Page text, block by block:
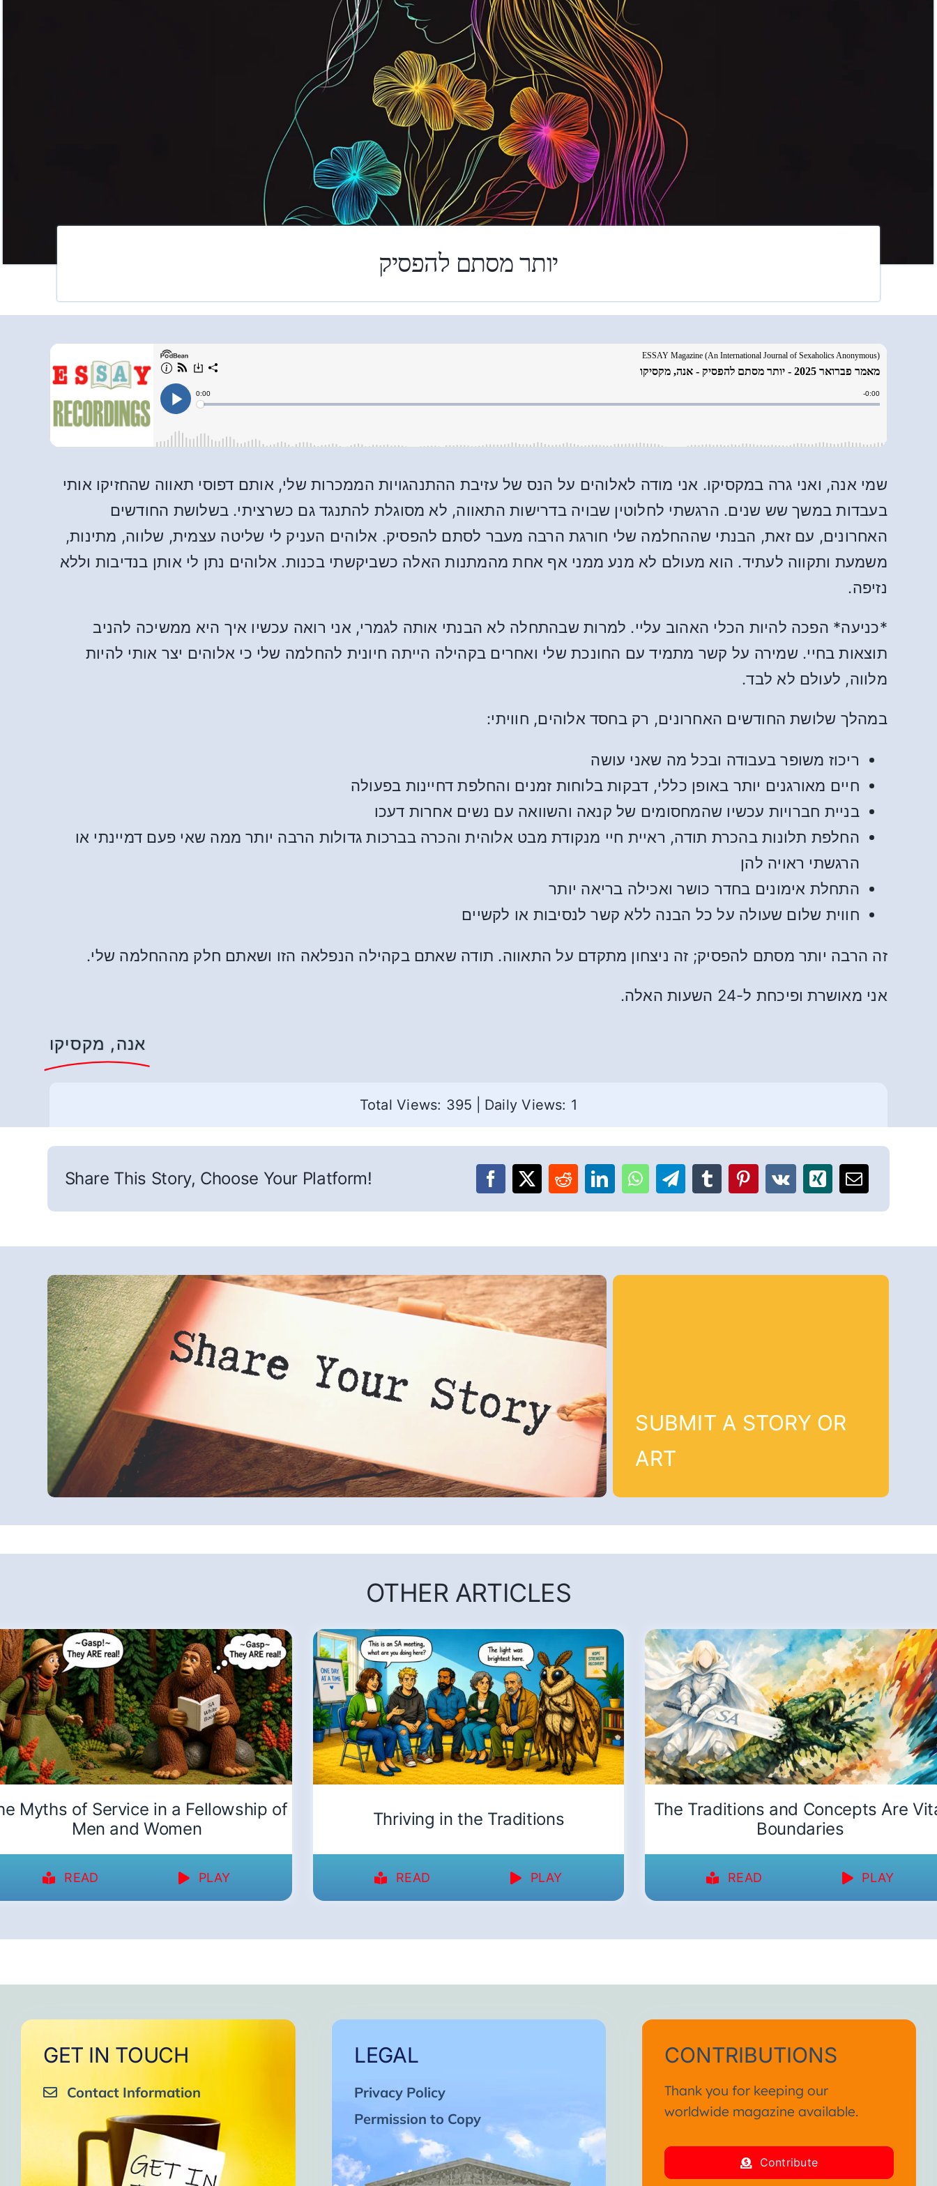
יותר מסתם להפסיק
שמי אנה, ואני גרה במקסיקו. אני מודה לאלוהים על הנס של עזיבת ההתנהגויות הממכרות שלי, אותם דפוסי תאווה שהחזיקו אותי
בעבדות במשך שש שנים. הרגשתי לחלוטין שבויה בדרישות התאווה, לא מסוגלת להתנגד גם כשרציתי. בשלושת החודשים
האחרונים, עם זאת, הבנתי שההחלמה שלי חורגת הרבה מעבר לסתם להפסיק. אלוהים העניק לי שליטה עצמית, שלווה, מתינות,
משמעת ותקווה לעתיד. הוא מעולם לא מנע ממני אף אחת מהמתנות האלה כשביקשתי בכנות. אלוהים נתן לי אותן בנדיבות וללא
נזיפה.
*כניעה* הפכה להיות הכלי האהוב עליי. למרות שבהתחלה לא הבנתי אותה לגמרי, אני רואה עכשיו איך היא ממשיכה להניב
תוצאות בחיי. שמירה על קשר מתמיד עם החונכת שלי ואחרים בקהילה הייתה חיונית להחלמה שלי כי אלוהים יצר אותי להיות
מלווה, לעולם לא לבד.
במהלך שלושת החודשים האחרונים, רק בחסד אלוהים, חוויתי:
ריכוז משופר בעבודה ובכל מה שאני עושה
חיים מאורגנים יותר באופן כללי, דבקות בלוחות זמנים והחלפת דחיינות בפעולה
בניית חברויות עכשיו שהמחסומים של קנאה והשוואה עם נשים אחרות דעכו
החלפת תלונות בהכרת תודה, ראיית חיי מנקודת מבט אלוהית והכרה בברכות גדולות הרבה יותר ממה שאי פעם דמיינתי או
הרגשתי ראויה להן
התחלת אימונים בחדר כושר ואכילה בריאה יותר
חווית שלום שעולה על כל הבנה ללא קשר לנסיבות או לקשיים
זה הרבה יותר מסתם להפסיק; זה ניצחון מתקדם על התאווה. תודה שאתם בקהילה הנפלאה הזו ושאתם חלק מההחלמה שלי.
אני מאושרת ופיכחת ל-24 השעות האלה.
אנה, מקסיקו
Total Views: 395 Daily Views: 1
Share This Story, Choose Your Platform!
SUBMIT A STORY OR
ART
OTHER ARTICLES
Myths of Service in a Fellowship of
Men and Women
READ PLAY
Thriving in the Traditions
READ PLAY
The Traditions and Concepts Are
Boundaries
READ PLAY
GET IN TOUCH
Contact Information
LEGAL
Privacy Policy
Permission to Copy
CONTRIBUTIONS
Thank you for keeping our
worldwide magazine available.
Contribute